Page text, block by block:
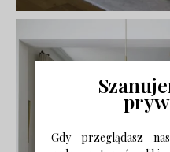
Gdy przeglądasz